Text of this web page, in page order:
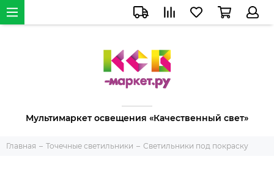
Мультимаркет освещения «Качественный свет»
Главная Точечные светильники Светильники под покраску